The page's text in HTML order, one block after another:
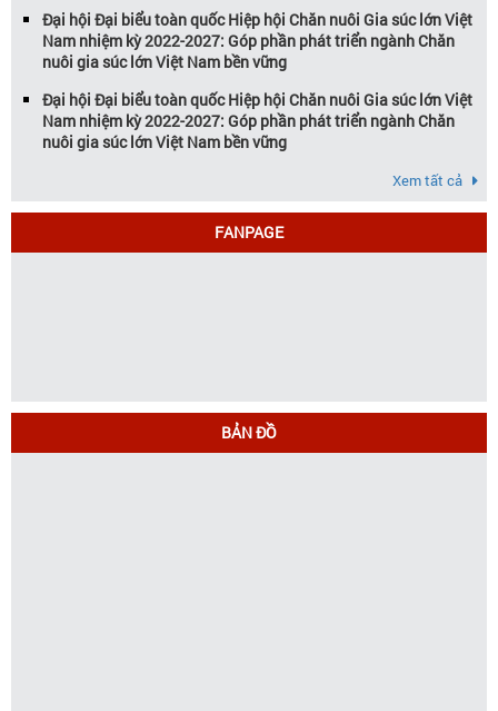
Đại hội Đại biểu toàn quốc Hiệp hội Chăn nuôi Gia súc lớn Việt
Nam nhiệm kỳ 2022-2027: Góp phần phát triển ngành Chăn
nuôi gia súc lớn Việt Nam bền vững
Đại hội Đại biểu toàn quốc Hiệp hội Chăn nuôi Gia súc lớn Việt
Nam nhiệm kỳ 2022-2027: Góp phần phát triển ngành Chăn
nuôi gia súc lớn Việt Nam bền vững
Xem tất cả
FANPAGE
BẢN ĐỒ